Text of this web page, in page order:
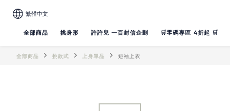
繁體中文
全部商品 挑身形 許許兒 一百封信企劃 🛒零碼專區 4折起 🛒
全部商品 挑款式 上身單品 短袖上衣